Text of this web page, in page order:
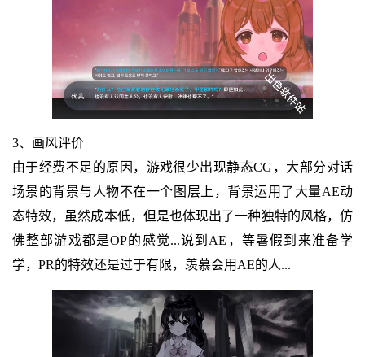
3、画风评价
由于经费不足的原因，游戏很少出现静态CG，大部分对话
场景的背景与人物不在一个图层上，背景运用了大量AE动
态特效，虽然成本低，但是也体现出了一种独特的风格，仿
佛整部游戏都是OP的感觉...说到AE，等暑假到来准备学
学，PR的特效还是过于有限，羡慕会用AE的人...